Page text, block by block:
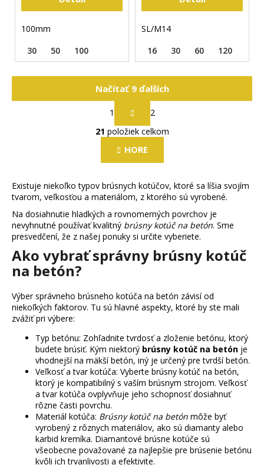
100mm
30
50 100
SL/M14
16
30 60 120
O
v
l
á
a
c
i
e
p
r
y
v
p
i
s
u
Načítať 9 ďalších
t
r
á
n
k
v
a
i
e
1
2
21 položiek celkom
HORE
Existuje niekoľko typov brúsnych kotúčov, ktoré sa líšia svojím
tvarom, veľkosťou a materiálom, z ktorého sú vyrobené.
Na dosiahnutie hladkých a rovnomerných povrchov je
nevyhnutné používať kvalitný brúsny kotúč na betón. Sme
presvedčení, že z našej ponuky si určite vyberiete.
Ako vybrať správny brúsny kotúč
na betón?
Výber správneho brúsneho kotúča na betón závisí od
niekoľkých faktorov. Tu sú hlavné aspekty, ktoré by ste mali
zvážiť pri výbere:
Typ betónu: Zohľadnite tvrdosť a zloženie betónu, ktorý
budete brúsiť. Kým niektorý brúsny kotúč na betón je
vhodnejší na mäkší betón, iný je určený pre tvrdší betón.
Veľkosť a tvar kotúča: Vyberte brúsny kotúč na betón,
ktorý je kompatibilný s vaším brúsnym strojom. Veľkosť
a tvar kotúča ovplyvňuje jeho schopnosť dosiahnuť
rôzne časti povrchu.
Materiál kotúča: Brúsny kotúč na betón môže byť
vyrobený z rôznych materiálov, ako sú diamanty alebo
karbid kremíka. Diamantové brúsne kotúče sú
všeobecne považované za najlepšie pre brúsenie betónu
kvôli ich trvanlivosti a efektivite.